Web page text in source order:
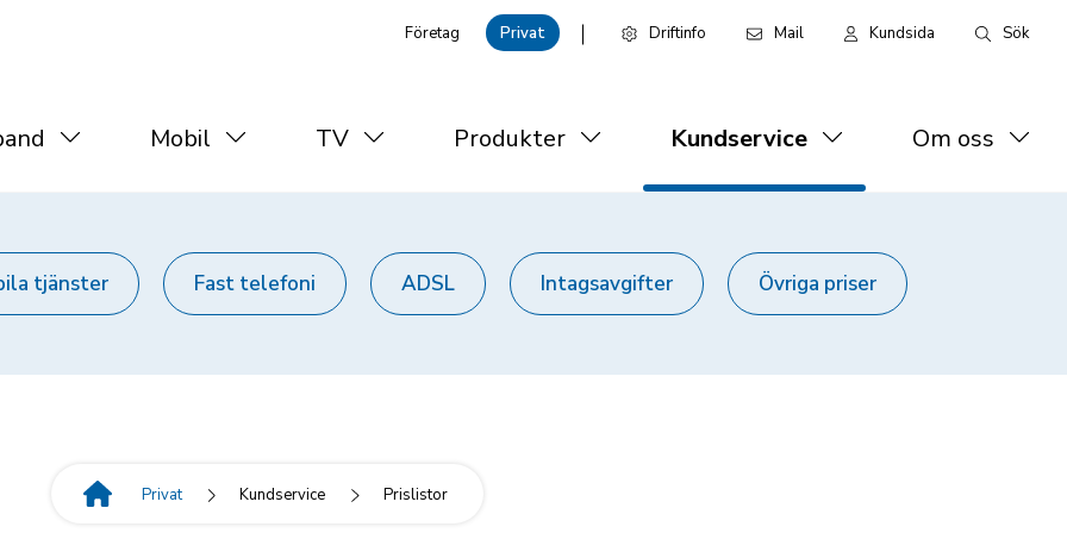
(nivå
Företag Privat
Privat
Driftinfo Mail Kundsida Sök
Mobil TV Produkter Kundservice Om oss
tjänster Fast telefoni ADSL Intagsavgifter Övriga priser
Privat Kundservice Prislistor